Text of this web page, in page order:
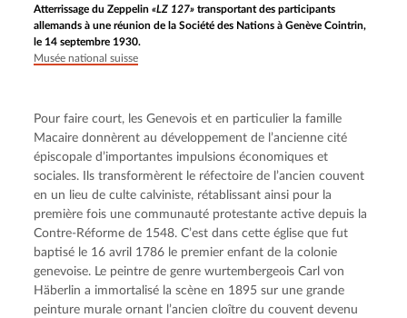
Atterrissage du Zeppelin«LZ 127» transportant des participants
allemands à une réunion de la Société des Nations à Genève Cointrin,
le 14 septembre 1930.
Musée national suisse
Pour faire court, les Genevois et en particulier la famille
Macaire donnèrent au développement de l’ancienne cité
épiscopale d’importantes impulsions économiques et
sociales. Ils transformèrent le réfectoire de l’ancien couvent
en un lieu de culte calviniste, rétablissant ainsi pour la
première fois une communauté protestante active depuis la
Contre-Réforme de 1548. C’est dans cette église que fut
baptisé le 16 avril 1786 le premier enfant de la colonie
genevoise. Le peintre de genre wurtembergeois Carl von
Häberlin a immortalisé la scène en 1895 sur une grande
peinture murale ornant l’ancien cloître du couvent devenu